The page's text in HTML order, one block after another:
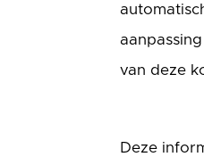
van deze
Deze